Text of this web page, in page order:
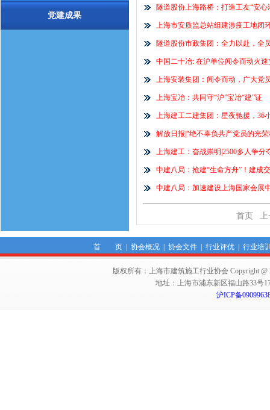
党建成果
隧道股份上海路桥：打造工友“安心
上海市安质监总站组建涉疫工地闭
隧道股份市政集团：全力以赴，全
中国二十冶: 在沪单位闻令而动火
上海安装集团：闻令而动，广大党
上海宝冶：共同守“沪”宝冶“建”证
上海建工二建集团：星夜驰援，36
解放日报|“绝不辜负共产党员的光荣
上海建工：奋战崇明|2500多人争分
中建八局：抢建“生命方舟”！建成
中建八局：加速建设上海国家会展
首页 上
首 页| 协会概况| 协会文件| 行业评优| 行业培
版权所有：上海市建筑施工行业协会 Copyright @
地址：上海市浦东新区福山路33号
沪ICP备